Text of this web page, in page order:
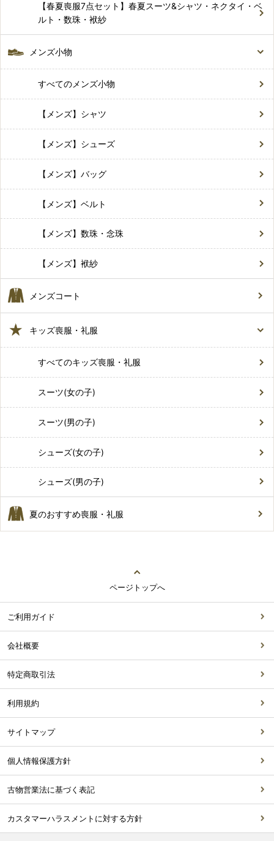
【春夏喪服7点セット】春夏スーツ&シャツ・ネクタイ・ベ
ルト・数珠・袱紗
メンズ小物
すべてのメンズ小物
【メンズ】シャツ
【メンズ】シューズ
【メンズ】バッグ
【メンズ】ベルト
【メンズ】数珠・念珠
【メンズ】袱紗
メンズコート
キッズ喪服・礼服
すべてのキッズ喪服・礼服
スーツ(女の子)
スーツ(男の子)
シューズ(女の子)
シューズ(男の子)
夏のおすすめ喪服・礼服
ページトップへ
ご利用ガイド
会社概要
特定商取引法
利用規約
サイトマップ
個人情報保護方針
古物営業法に基づく表記
カスタマーハラスメントに対する方針